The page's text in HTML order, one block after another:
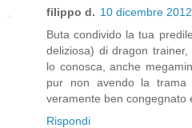
filippo d. 10 dicembre
Buta condivido la tua
deliziosa) di dragon
lo conosca, anche
pur non avendo la trama
veramente ben congegnato
Rispondi